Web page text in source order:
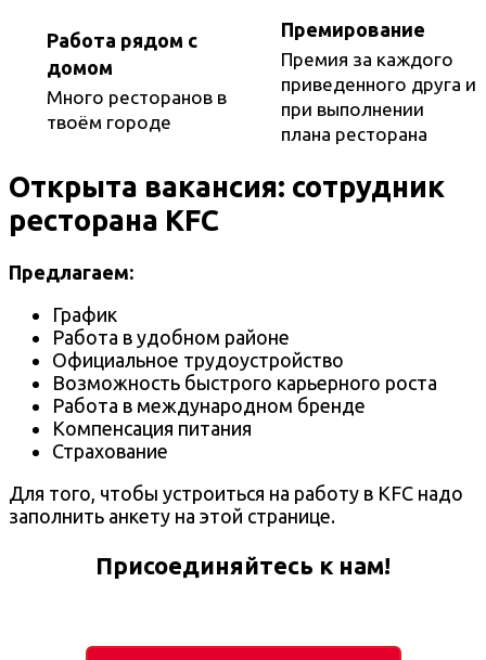
Работа рядом с
домом
Много ресторанов в
твоём городе
Премирование
Премия за каждого
приведенного друга и
при выполнении
плана ресторана
Открыта вакансия: сотрудник
ресторана KFC
Предлагаем:
График
Работа в удобном районе
Официальное трудоустройство
Возможность быстрого карьерного роста
Работа в международном бренде
Компенсация питания
Страхование
Для того, чтобы устроиться на работу в KFC надо
заполнить анкету на этой странице.
Присоединяйтесь к нам!